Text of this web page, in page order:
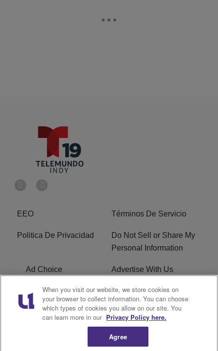
EEO Términos De Servicio
Politica De Privacidad
Do Not Sell or Share My
Personal Information
Ad Choice Advertise With Us
Terms of Service R1 Digital
Closed Captioning
When you visit our website, we store cookies on
your browser to collect information. You can choose
which types of cookies you allow on our site. You
can learn more in our Privacy Policy here.
Agree